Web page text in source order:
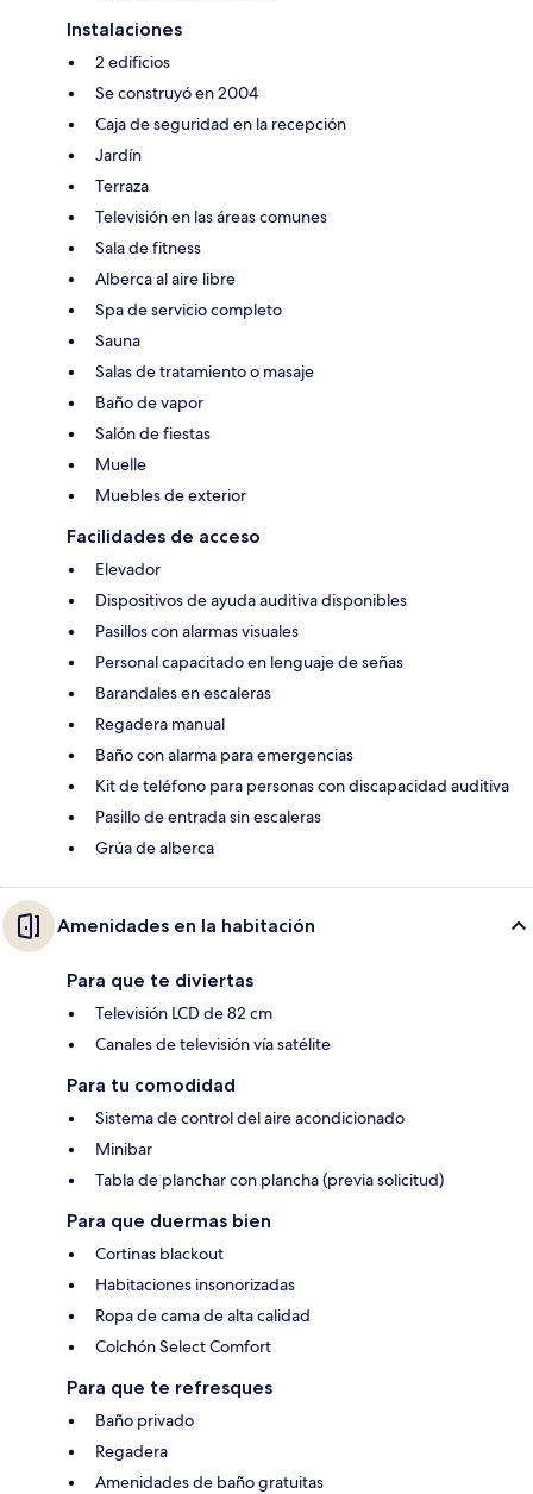
Instalaciones
2 edificios
Se construyó en 2004
Caja de seguridad en la recepción
Jardín
Terraza
Televisión en las áreas comunes
Sala de fitness
Alberca al aire libre
Spa de servicio completo
Sauna
Salas de tratamiento o masaje
Baño de vapor
Salón de fiestas
Muelle
Muebles de exterior
Facilidades de acceso
Elevador
Dispositivos de ayuda auditiva disponibles
Pasillos con alarmas visuales
Personal capacitado en lenguaje de señas
Barandales en escaleras
Regadera manual
Baño con alarma para emergencias
Kit de teléfono para personas con discapacidad auditiva
Pasillo de entrada sin escaleras
Grúa de alberca
Amenidades en la habitación
Para que te diviertas
Televisión LCD de 82 cm
Canales de televisión vía satélite
Para tu comodidad
Sistema de control del aire acondicionado
Minibar
Tabla de planchar con plancha (previa solicitud)
Para que duermas bien
Cortinas blackout
Habitaciones insonorizadas
Ropa de cama de alta calidad
Colchón Select Comfort
Para que te refresques
Baño privado
Regadera
Amenidades de baño gratuitas